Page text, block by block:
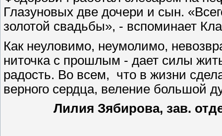
Глазуновых две дочери и сын.
золотой свадьбы», - вспоминает
Как неуловимо, неумолимо,
ниточка с прошлым - дает силы
радость. Во всем, что в жизни
верного сердца, веление большой
Лилия Зябирова, зав.